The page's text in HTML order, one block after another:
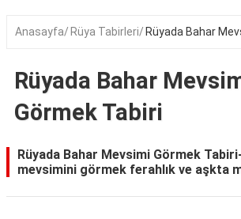
ŞİİR
RÜYA
TÜRKÜ
Anasayfa Rüya Tabirleri Rüyada Bahar
Rüyada Bahar
Görmek Tabiri
Rüyada Bahar Mevsimi Görmek
mevsimini görmek ferahlık ve aşkta